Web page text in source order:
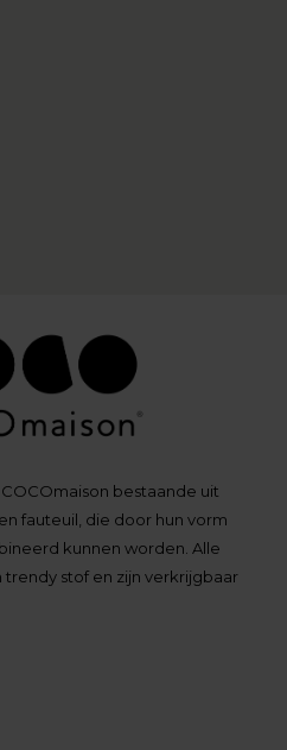
bestaande uit
fauteuil, die door hun vorm
kunnen worden. Alle
stof en zijn verkrijgbaar